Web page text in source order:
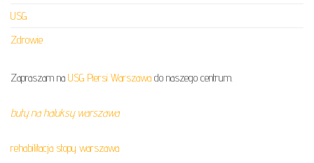
USG
Zdrowie
Zapraszam na USG Piersi Warszawa do naszego centrum.
buty na haluksy warszawa
rehabilitacja stopy warszawa